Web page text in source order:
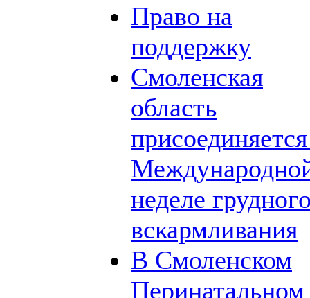
Право на
поддержку
Смоленская
область
неделе
вскармливания
В Смоленском
Перинатальном